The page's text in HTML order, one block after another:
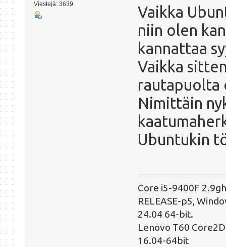
Viestejä: 3639
Vaikka
niin olen
kannattaa
Vaikka
rautapuolta
Nimittäin
Ubuntukin
Core i5-9400F
RELEASE-p5,
24.04 64-bit.
Lenovo T60
16.04-64bit